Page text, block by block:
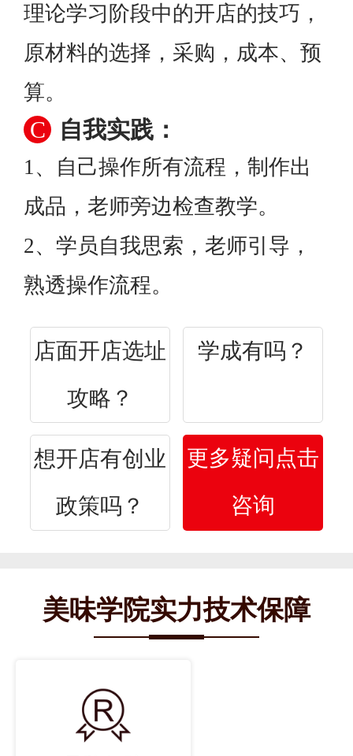
理论学习阶段中的开店的技巧，
原材料的选择，采购，成本、预
算。
C 自我实践：
1、自己操作所有流程，制作出
成品，老师旁边检查教学。
2、学员自我思索，老师引导，
熟透操作流程。
店面开店选址
攻略？
学成有吗？
想开店有创业
政策吗？
更多疑问点击
咨询
美味学院实力技术保障